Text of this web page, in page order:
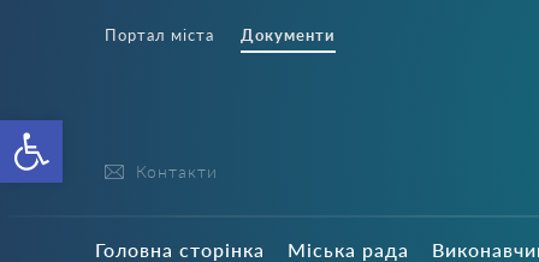
Відкрити Панель
Портал міста Документи
Контакти
Головна сторінка Міська рада